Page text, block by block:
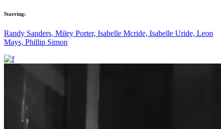
Starring:
Randy Sanders, Miley Porter, Isabelle Mcride, Isabelle Uride, Leon
Mays, Phillip Simon